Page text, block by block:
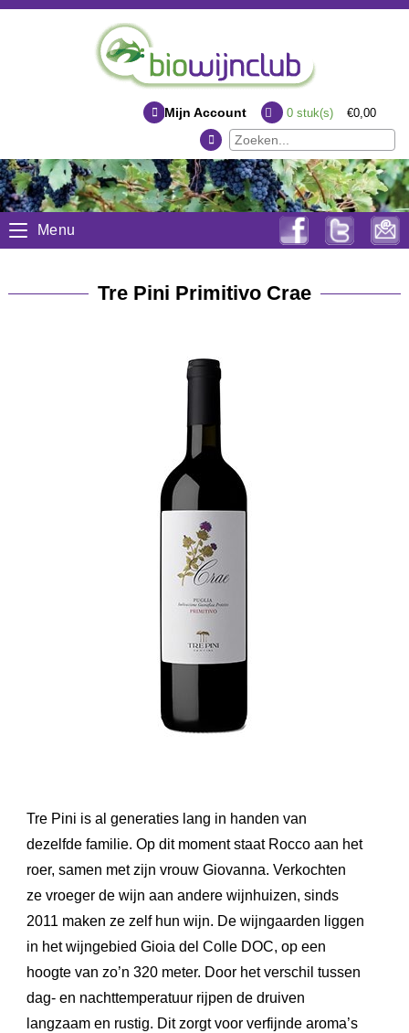
Mijn Account 0stuk(s) €0,00
Menu
Tre Pini Primitivo Crae
Tre Pini is al generaties lang in handen van
dezelfde familie. Op dit moment staat Rocco aan het
roer, samen met zijn vrouw Giovanna. Verkochten
ze vroeger de wijn aan andere wijnhuizen, sinds
2011 maken ze zelf hun wijn. De wijngaarden liggen
in het wijngebied Gioia del Colle DOC, op een
hoogte van zo’n 320 meter. Door het verschil tussen
dag- en nachttemperatuur rijpen de druiven
langzaam en rustig. Dit zorgt voor verfijnde aroma’s